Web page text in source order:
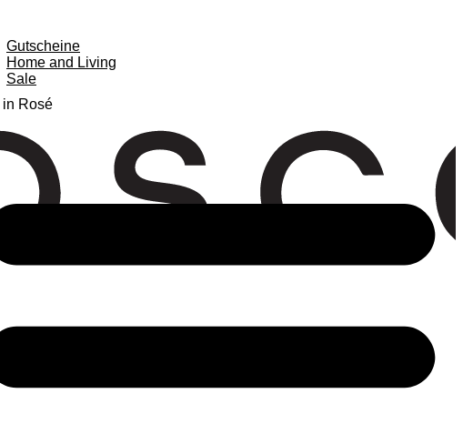
Gutscheine
Home and Living
Sale
Rosé